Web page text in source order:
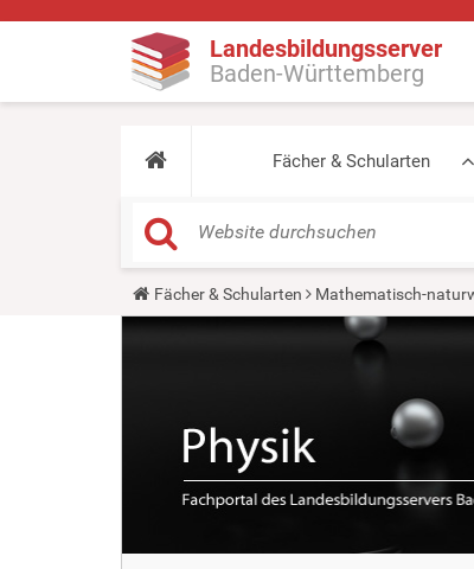
Landesbildungsserver
Baden-Württemberg
Fächer & Schularten
Y
o
Fächer & Schularten Mathematisch-